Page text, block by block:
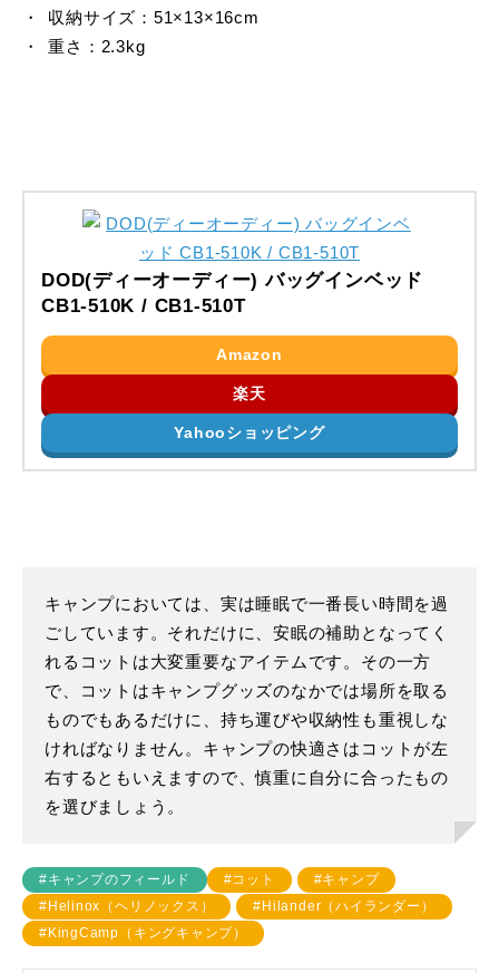
収納サイズ：51×13×16cm
重さ：2.3kg
DOD(ディーオーディー) バッグインベッド
CB1-510K / CB1-510T
Amazon
楽天
Yahooショッピング
キャンプにおいては、実は睡眠で一番長い時間を過
ごしています。それだけに、安眠の補助となってく
れるコットは大変重要なアイテムです。その一方
で、コットはキャンプグッズのなかでは場所を取る
ものでもあるだけに、持ち運びや収納性も重視しな
ければなりません。キャンプの快適さはコットが左
右するともいえますので、慎重に自分に合ったもの
を選びましょう。
#キャンプのフィールド #コット
#キャンプ
#Helinox（ヘリノックス）
#Hilander（ハイランダー）
#KingCamp（キングキャンプ）